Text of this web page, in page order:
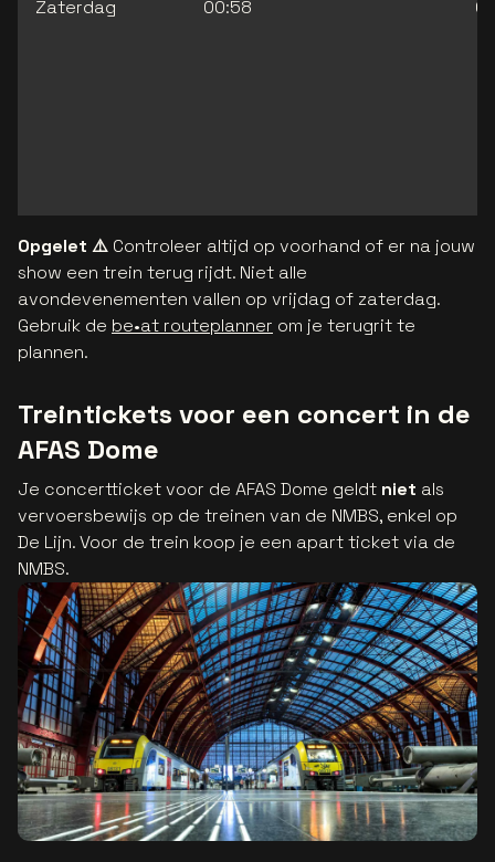
Zaterdag 00:58
Opgelet ⚠️ Controleer altijd op voorhand of er na jouw
show een trein terug rijdt. Niet alle
avondevenementen vallen op vrijdag of zaterdag.
Gebruik de be•at routeplanner om je terugrit te
plannen.
Treintickets voor een concert in de
AFAS Dome
Je concertticket voor de AFAS Dome geldt niet als
vervoersbewijs op de treinen van de NMBS, enkel op
De Lijn. Voor de trein koop je een apart ticket via de
NMBS.